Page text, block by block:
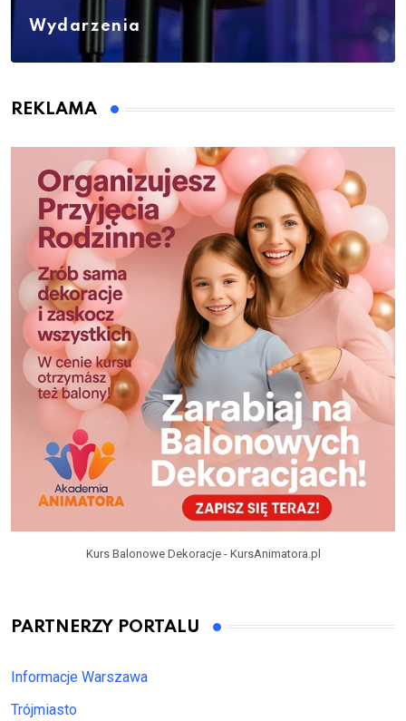
Wydarzenia
REKLAMA
Kurs Balonowe Dekoracje - KursAnimatora.pl
PARTNERZY PORTALU
Informacje Warszawa
Trójmiasto